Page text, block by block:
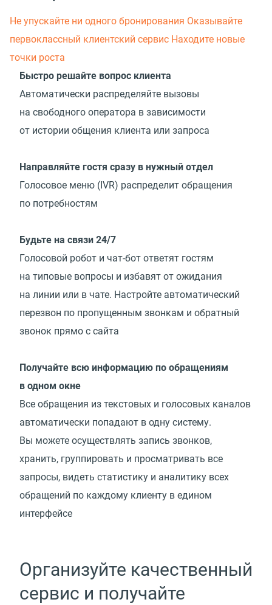
Не упускайте ни одного бронирования Оказывайте
первоклассный клиентский сервис Находите новые
точки роста
Быстро решайте вопрос клиента
Автоматически распределяйте вызовы
на свободного оператора в зависимости
от истории общения клиента или запроса
Направляйте гостя сразу в нужный отдел
Голосовое меню (IVR) распределит обращения
по потребностям
Будьте на связи 24/7
Голосовой робот и чат-бот ответят гостям
на типовые вопросы и избавят от ожидания
на линии или в чате. Настройте автоматический
перезвон по пропущенным звонкам и обратный
звонок прямо с сайта
Получайте всю информацию по обращениям
в одном окне
Все обращения из текстовых и голосовых каналов
автоматически попадают в одну систему.
Вы можете осуществлять запись звонков,
хранить, группировать и просматривать все
запросы, видеть статистику и аналитику всех
обращений по каждому клиенту в едином
интерфейсе
Организуйте качественный
сервис и получайте